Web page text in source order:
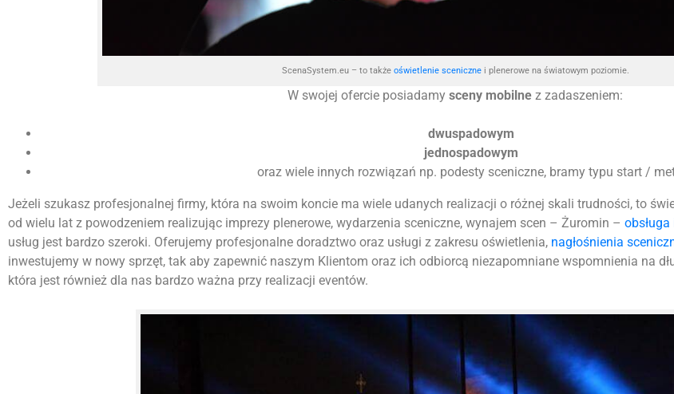
ScenaSystem.eu – to także oświetlenie scenicznei plenerowe na światowym poziomie.
W swojej ofercie posiadamy sceny mobilne z zadaszeniem:
dwuspadowym
jednospadowym
oraz wiele innych rozwiązań np. podesty sceniczne, bramy typu start /
Jeżeli szukasz profesjonalnej firmy, która na swoim koncie ma wiele udanych realizacji o różnej skali trudności, to
od wielu lat z powodzeniem realizując imprezy plenerowe, wydarzenia sceniczne, wynajem scen – Żuromin –
usług jest bardzo szeroki. Oferujemy profesjonalne doradztwo oraz usługi z zakresu oświetlenia, nagłośnienia
inwestujemy w nowy sprzęt, tak aby zapewnić naszym Klientom oraz ich odbiorcą niezapomniane wspomnienia na
która jest również dla nas bardzo ważna przy realizacji eventów.